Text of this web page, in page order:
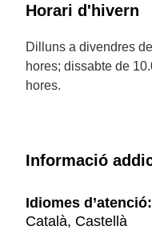
Horari d'hivern
Dilluns a divendres
hores; dissabte de
hores.
Informació
Idiomes d’atenció:
Català, Castellà